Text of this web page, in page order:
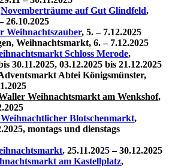
Novemberträume auf Gut Glindfeld,
26.10.2025
Weihnachtszauber, 5. – 7.12.2025
Weihnachtsmarkt, 6. – 7.12.2025
Schloss Merode,
30.11.2025, 03.12.2025 bis 21.12.2025
Abtei Königsmünster,
Weihnachtsmarkt am Wenkshof,
Blotschenmarkt,
montags und dienstags
, 25.11.2025 – 30.12.2025
am Kastellplatz,